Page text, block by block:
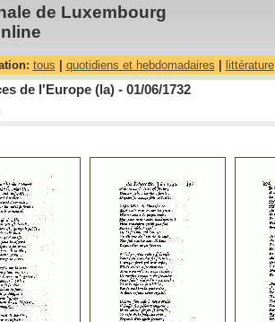
de Luxembourg
tous quotidiens et hebdomadaires littérature
de l'Europe (la) - 01/06/1732